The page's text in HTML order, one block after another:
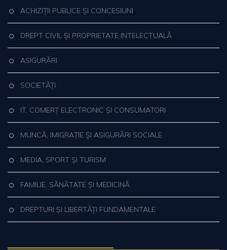
ACHIZIȚII PUBLICE ȘI CONCESIUNI
DREPT CIVIL ȘI PROPRIETATE INTELECTUALĂ
ASIGURĂRI
SOCIETĂȚI
IT, COMERȚ ELECTRONIC ȘI CONSUMATORI
MUNCĂ, IMIGRAȚIE ȘI ASIGURĂRI SOCIALE
MEDIA, SPORT ȘI TURISM
FAMILIE, SĂNĂTATE ȘI MEDICINĂ
DREPTURI ȘI LIBERTĂȚI FUNDAMENTALE